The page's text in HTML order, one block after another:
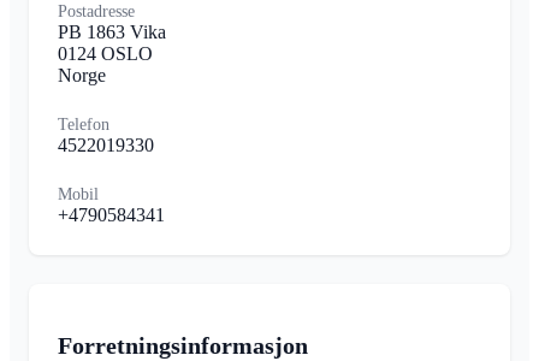
Postadresse
PB 1863 Vika
0124 OSLO
Norge
Telefon
4522019330
Mobil
+4790584341
Forretningsinformasjon